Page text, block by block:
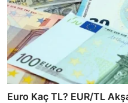
Euro Kaç TL? EUR/TL